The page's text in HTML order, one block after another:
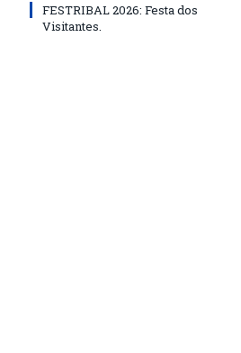
FESTRIBAL 2026: Festa dos
Visitantes.